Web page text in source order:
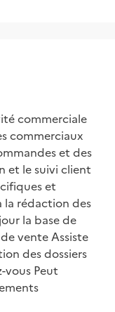
commerciale
commerciaux
et des
et le suivi client
et
la rédaction des
la base de
vente Assiste
des dossiers
vous Peut